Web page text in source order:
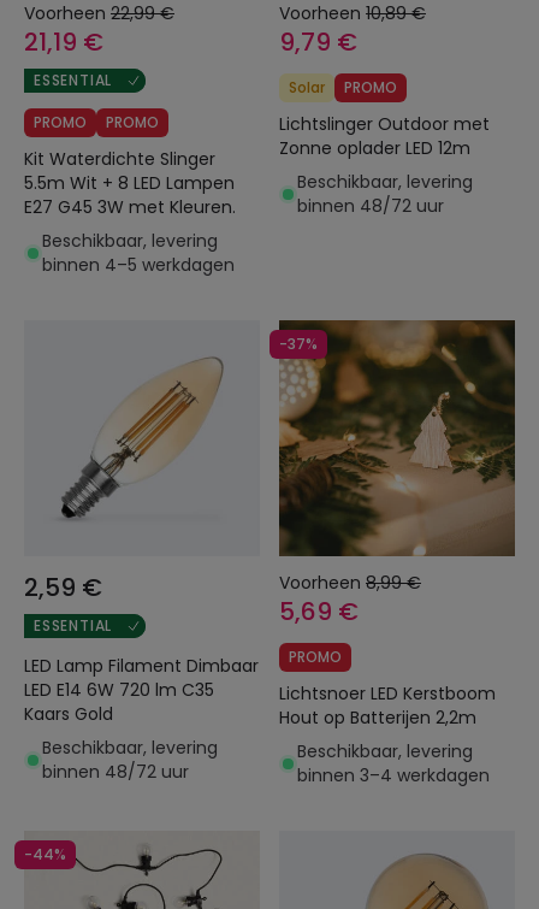
Voorheen 22,99 €
21,19 €
ESSENTIAL
PROMO PROMO
Kit Waterdichte Slinger
5.5m Wit + 8 LED Lampen
E27 G45 3W met Kleuren.
Beschikbaar, levering
binnen 4–5 werkdagen
Voorheen 10,89 €
9,79 €
Solar PROMO
Lichtslinger Outdoor met
Zonne oplader LED 12m
Beschikbaar, levering
binnen 48/72 uur
2,59 €
ESSENTIAL
LED Lamp Filament Dimbaar
LED E14 6W 720 lm C35
Kaars Gold
Beschikbaar, levering
binnen 48/72 uur
-37%
Voorheen 8,99 €
5,69 €
PROMO
Lichtsnoer LED Kerstboom
Hout op Batterijen 2,2m
Beschikbaar, levering
binnen 3–4 werkdagen
-44%